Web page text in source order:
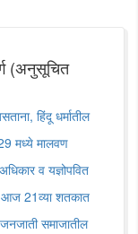
(अनुसूचित
हिंदू धर्मातील
मध्ये मालवण
व यज्ञोपवित
आज 21व्या शतकात
समाजातील